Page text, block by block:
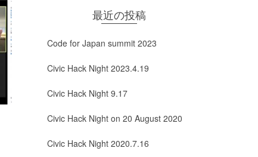
Anitechもくもく会
ペット殺処分ゼロプロジェクトAnitech
最近の投稿
Code for Japan summit 2023
Civic Hack Night 2023.4.19
Civic Hack Night 9.17
Civic Hack Night on 20 August 2020
Civic Hack Night 2020.7.16